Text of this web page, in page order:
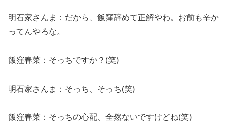
明石家さんま：だから、飯窪辞めて正解やわ。お前も辛か
ってんやろな。
飯窪春菜：そっちですか？(笑)
明石家さんま：そっち、そっち(笑)
飯窪春菜：そっちの心配、全然ないですけどね(笑)